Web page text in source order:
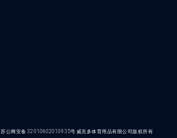
苏公网安备 32010602010935号 威克多体育用品有限公司版权所有